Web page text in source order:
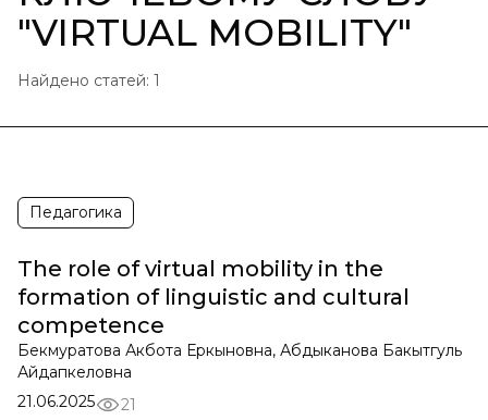
"VIRTUAL MOBILITY"
Найдено статей: 1
Педагогика
The role of virtual mobility in the
formation of linguistic and cultural
competence
Бекмуратова Акбота Еркыновна, Абдыканова Бакытгуль
Айдапкеловна
21.06.2025
21